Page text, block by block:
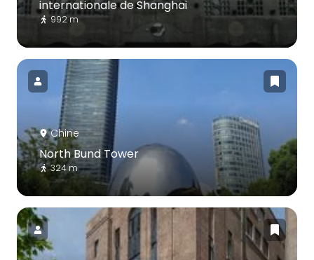
internationale de Shanghai
992 m
Chine
North Bund Tower
324 m